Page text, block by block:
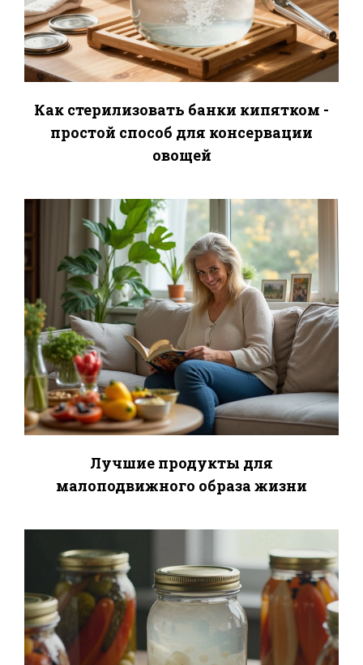
Как стерилизовать банки кипятком -
простой способ для консервации
овощей
Лучшие продукты для
малоподвижного образа жизни